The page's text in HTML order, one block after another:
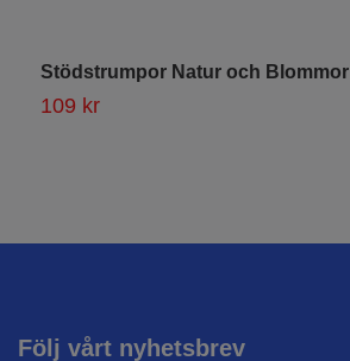
Stödstrumpor Natur och Blommor
109 kr
Följ vårt nyhetsbrev